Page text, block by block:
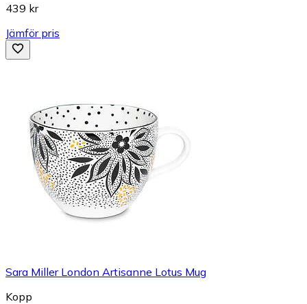
439 kr
Jämför pris
Sara Miller London Artisanne Lotus Mug
Kopp